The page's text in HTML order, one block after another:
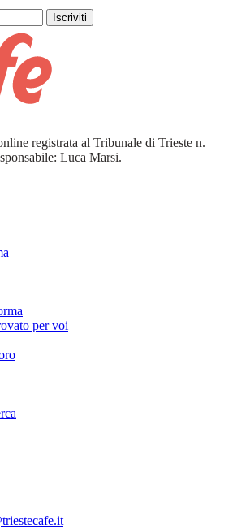
Iscriviti
registrata al Tribunale di Trieste n.
Luca Marsi.
per voi